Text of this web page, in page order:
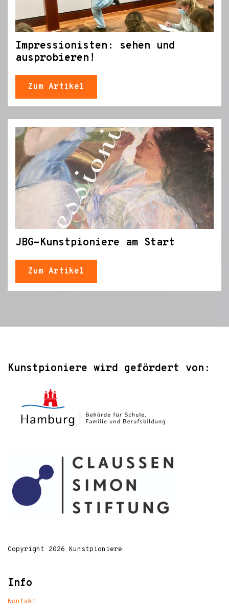
Impressionisten: sehen und
ausprobieren!
Zum Artikel
JBG-Kunstpioniere am Start
Zum Artikel
Kunstpioniere wird gefördert von:
Copyright 2026 Kunstpioniere
Info
Kontakt